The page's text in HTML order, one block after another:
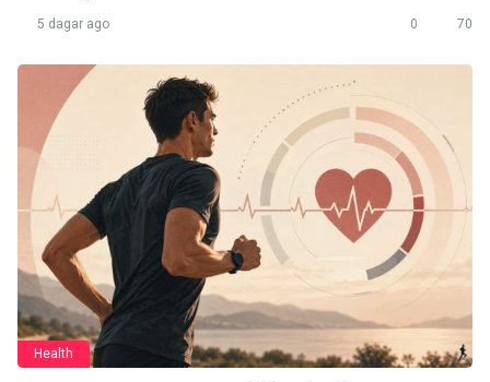
5 dagar ago 0 70
Health